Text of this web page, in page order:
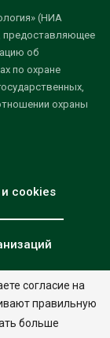
(НИА
предоставляющее
об
по охране
охраны
cookies
Дизайн:nia.eco
согласие на
правильную
больше